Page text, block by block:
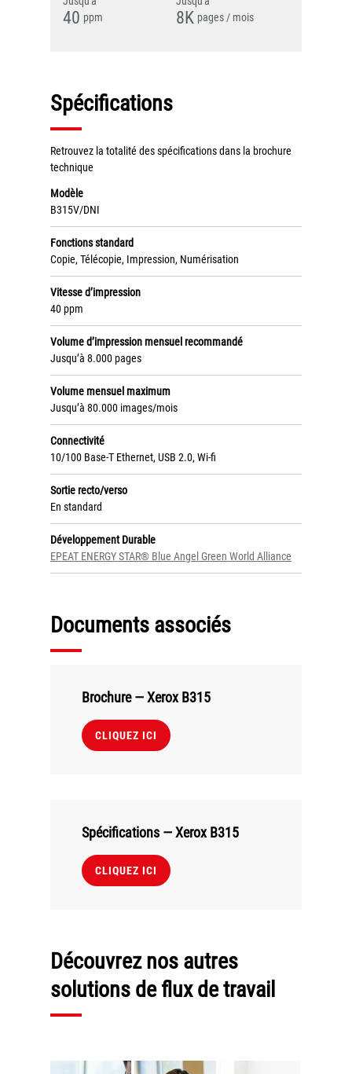
Tel : 04 37 64 64 02
XEROX I Concessionnaire Agrée
Guide GED
Contact
Newsletter
Plan du site
Politique de confidentialité
Mentions légales
© Axilis
40 ppm 8K pages / mois
Spécifications
Retrouvez la totalité des spécifications dans la brochure
technique
Modèle
B315V/DNI
Fonctions standard
Copie, Télécopie, Impression, Numérisation
Vitesse d’impression
40 ppm
Volume d’impression mensuel recommandé
Jusqu’à 8.000 pages
Volume mensuel maximum
Jusqu’à 80.000 images/mois
Connectivité
10/100 Base-T Ethernet, USB 2.0, Wi-fi
Sortie recto/verso
En standard
Développement Durable
EPEAT ENERGY STAR® Blue Angel Green World Alliance
Documents associés
Brochure — Xerox B315
CLIQUEZ ICI
Spécifications — Xerox B315
CLIQUEZ ICI
Découvrez nos autres
solutions de flux de travail